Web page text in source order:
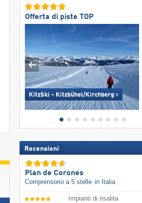
Offerta di piste TOP
KitzSki - Kitzbühel/​Kirchberg
Recensioni
Plan de Corones
Comprensorio a 5 stelle in Italia
Impianti di risalita